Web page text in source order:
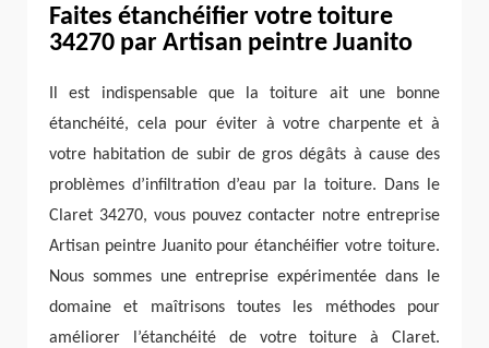
Faites étanchéifier votre toiture
34270 par Artisan peintre Juanito
Il est indispensable que la toiture ait une bonne
étanchéité, cela pour éviter à votre charpente et à
votre habitation de subir de gros dégâts à cause des
problèmes d’infiltration d’eau par la toiture. Dans le
Claret 34270, vous pouvez contacter notre entreprise
Artisan peintre Juanito pour étanchéifier votre toiture.
Nous sommes une entreprise expérimentée dans le
domaine et maîtrisons toutes les méthodes pour
améliorer l’étanchéité de votre toiture à Claret.